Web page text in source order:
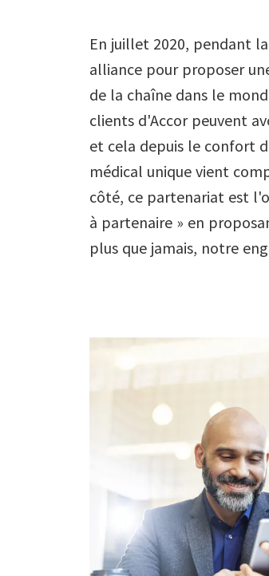
En juillet 2020, pendant
alliance pour proposer
de la chaîne dans le
clients d'Accor peuvent
et cela depuis le confort
médical unique vient
côté, ce partenariat est
à partenaire » en
plus que jamais, notre